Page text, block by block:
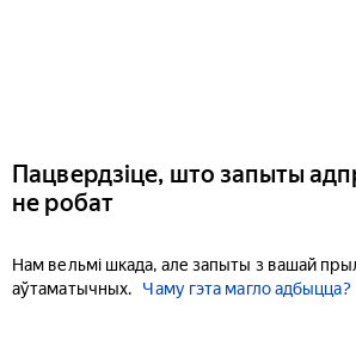
Пацвердзіце, што запыты
не робат
Нам вельмі шкада, але запыты з вашай
аўтаматычных.
Чаму гэта магло адбыцца?